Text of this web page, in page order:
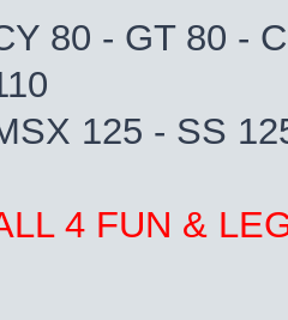
80 - GT 80 -
125 - SS
4 FUN &